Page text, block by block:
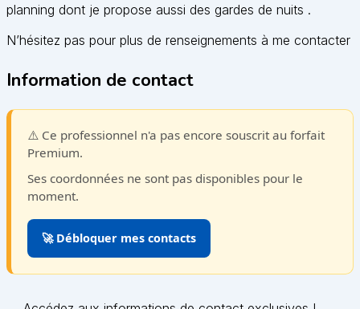
planning dont je propose aussi des gardes de nuits .
N’hésitez pas pour plus de renseignements à me contacter
Information de contact
⚠️ Ce professionnel n'a pas encore souscrit au forfait
Premium.
Ses coordonnées ne sont pas disponibles pour le
moment.
🚀 Débloquer mes contacts